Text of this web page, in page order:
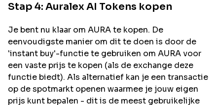
Stap 4: Auralex AI Tokens kopen
Je bent nu klaar om AURA te kopen. De
eenvoudigste manier om dit te doen is door de
'instant buy'-functie te gebruiken om AURA voor
een vaste prijs te kopen (als de exchange deze
functie biedt). Als alternatief kan je een transactie
op de spotmarkt openen waarmee je jouw eigen
prijs kunt bepalen - dit is de meest gebruikelijke